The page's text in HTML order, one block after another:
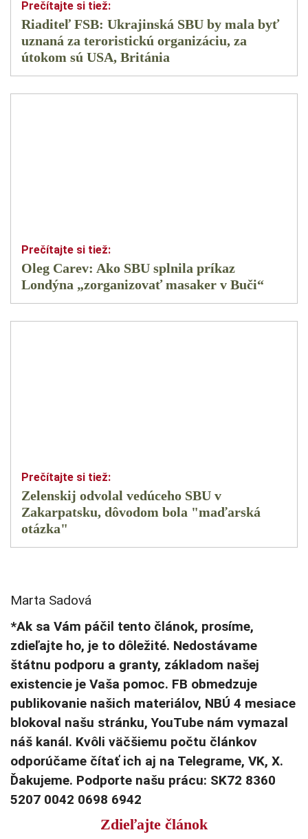
Riaditeľ FSB: Ukrajinská SBU by mala byť
uznaná za teroristickú organizáciu, za
útokom sú USA, Británia
Oleg Carev: Ako SBU splnila príkaz
Londýna „zorganizovať masaker v Buči“
Zelenskij odvolal vedúceho SBU v
Zakarpatsku, dôvodom bola "maďarská
otázka"
Marta Sadová
*Ak sa Vám páčil tento článok, prosíme,
zdieľajte ho, je to dôležité. Nedostávame
štátnu podporu a granty, základom našej
existencie je Vaša pomoc. FB obmedzuje
publikovanie našich materiálov, NBÚ 4 mesiace
blokoval našu stránku, YouTube nám vymazal
náš kanál. Kvôli väčšiemu počtu článkov
odporúčame čítať ich aj na Telegrame, VK, X.
Ďakujeme. Podporte našu prácu: SK72 8360
5207 0042 0698 6942
Zdieľajte článok